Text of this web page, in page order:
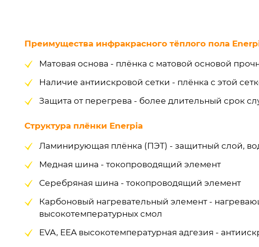
Преимущества инфракрасного тёплого пола
Матовая основа - плёнка с матовой основой
Наличие антиискровой сетки - плёнка с этой
Защита от перегрева - более длительный срок
Структура плёнки Enerpia
Ламинирующая плёнка (ПЭТ) - защитный слой,
Медная шина - токопроводящий элемент
Серебряная шина - токопроводящий элемент
Карбоновый нагревательный элемент -
высокотемпературных смол
EVA, EEA высокотемпературная адгезия -